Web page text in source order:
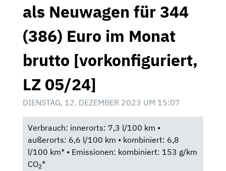
als Neuwagen für 344
(386) Euro im Monat
brutto [vorkonfiguriert,
LZ 05/24]
DIENSTAG, 12. DEZEMBER 2023 UM 15:07
Verbrauch: innerorts: 7,3 l/100 km •
außerorts: 6,6 l/100 km • kombiniert: 6,8
l/100 km* • Emissionen: kombiniert: 153 g/km
CO2*